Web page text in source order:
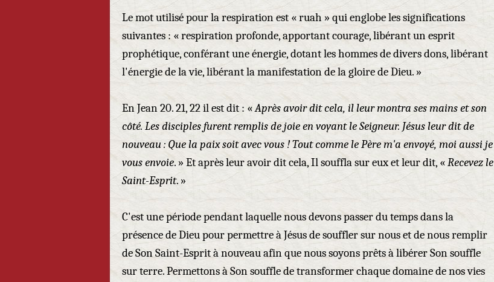
Le mot utilisé pour la respiration est « ruah » qui englobe les significations
suivantes : « respiration profonde, apportant courage, libérant un esprit
prophétique, conférant une énergie, dotant les hommes de divers dons, libérant
l'énergie de la vie, libérant la manifestation de la gloire de Dieu. »
En Jean 20. 21, 22 il est dit : «Après avoir dit cela, il leur montra ses mains et son
côté. Les disciples furent remplis de joie en voyant le Seigneur. Jésus leur dit de
nouveau : Que la paix soit avec vous ! Tout comme le Père m'a envoyé, moi aussi je
vous envoie. » Et après leur avoir dit cela, Il souffla sur eux et leur dit, «Recevez le
Saint-Esprit. »
C'est une période pendant laquelle nous devons passer du temps dans la
présence de Dieu pour permettre à Jésus de souffler sur nous et de nous remplir
de Son Saint-Esprit à nouveau afin que nous soyons prêts à libérer Son souffle
sur terre. Permettons à Son souffle de transformer chaque domaine de nos vies